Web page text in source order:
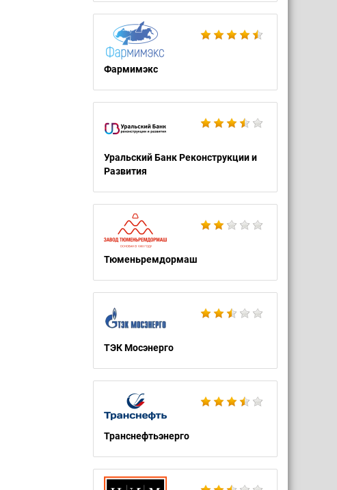
Фармимэкс
Уральский Банк Реконструкции и
Развития
Тюменьремдормаш
ТЭК Мосэнерго
Транснефтьэнерго